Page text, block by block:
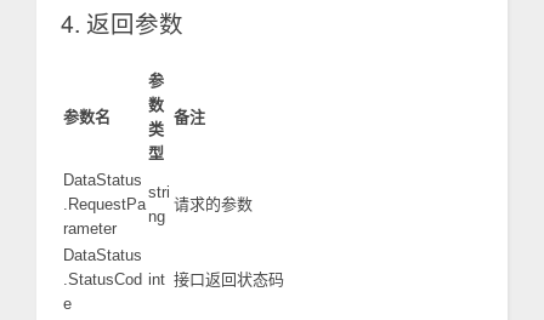
4. 返回参数
参数名
参
数
类
型
备注
DataStatus
.RequestPa
rameter
stri
ng
请求的参数
DataStatus
.StatusCod
e
int 接口返回状态码